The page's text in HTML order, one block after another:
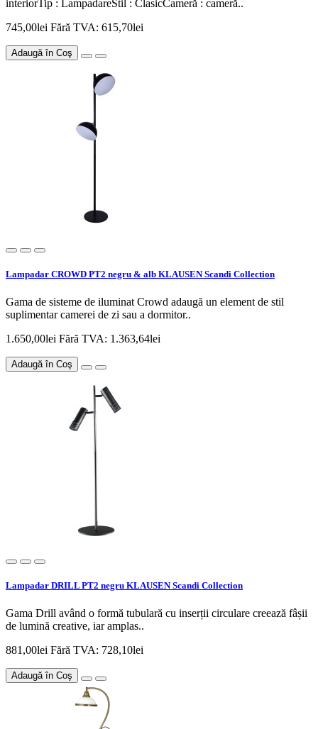
interiorTip : LampadareStil : ClasicCameră : cameră..
745,00lei Fără TVA: 615,70lei
Adaugă în Coş
Lampadar CROWD PT2 negru & alb KLAUSEN Scandi Collection
Gama de sisteme de iluminat Crowd adaugă un element de stil
suplimentar camerei de zi sau a dormitor..
1.650,00lei Fără TVA: 1.363,64lei
Adaugă în Coş
Lampadar DRILL PT2 negru KLAUSEN Scandi Collection
Gama Drill având o formă tubulară cu inserții circulare creează fâșii
de lumină creative, iar amplas..
881,00lei Fără TVA: 728,10lei
Adaugă în Coş